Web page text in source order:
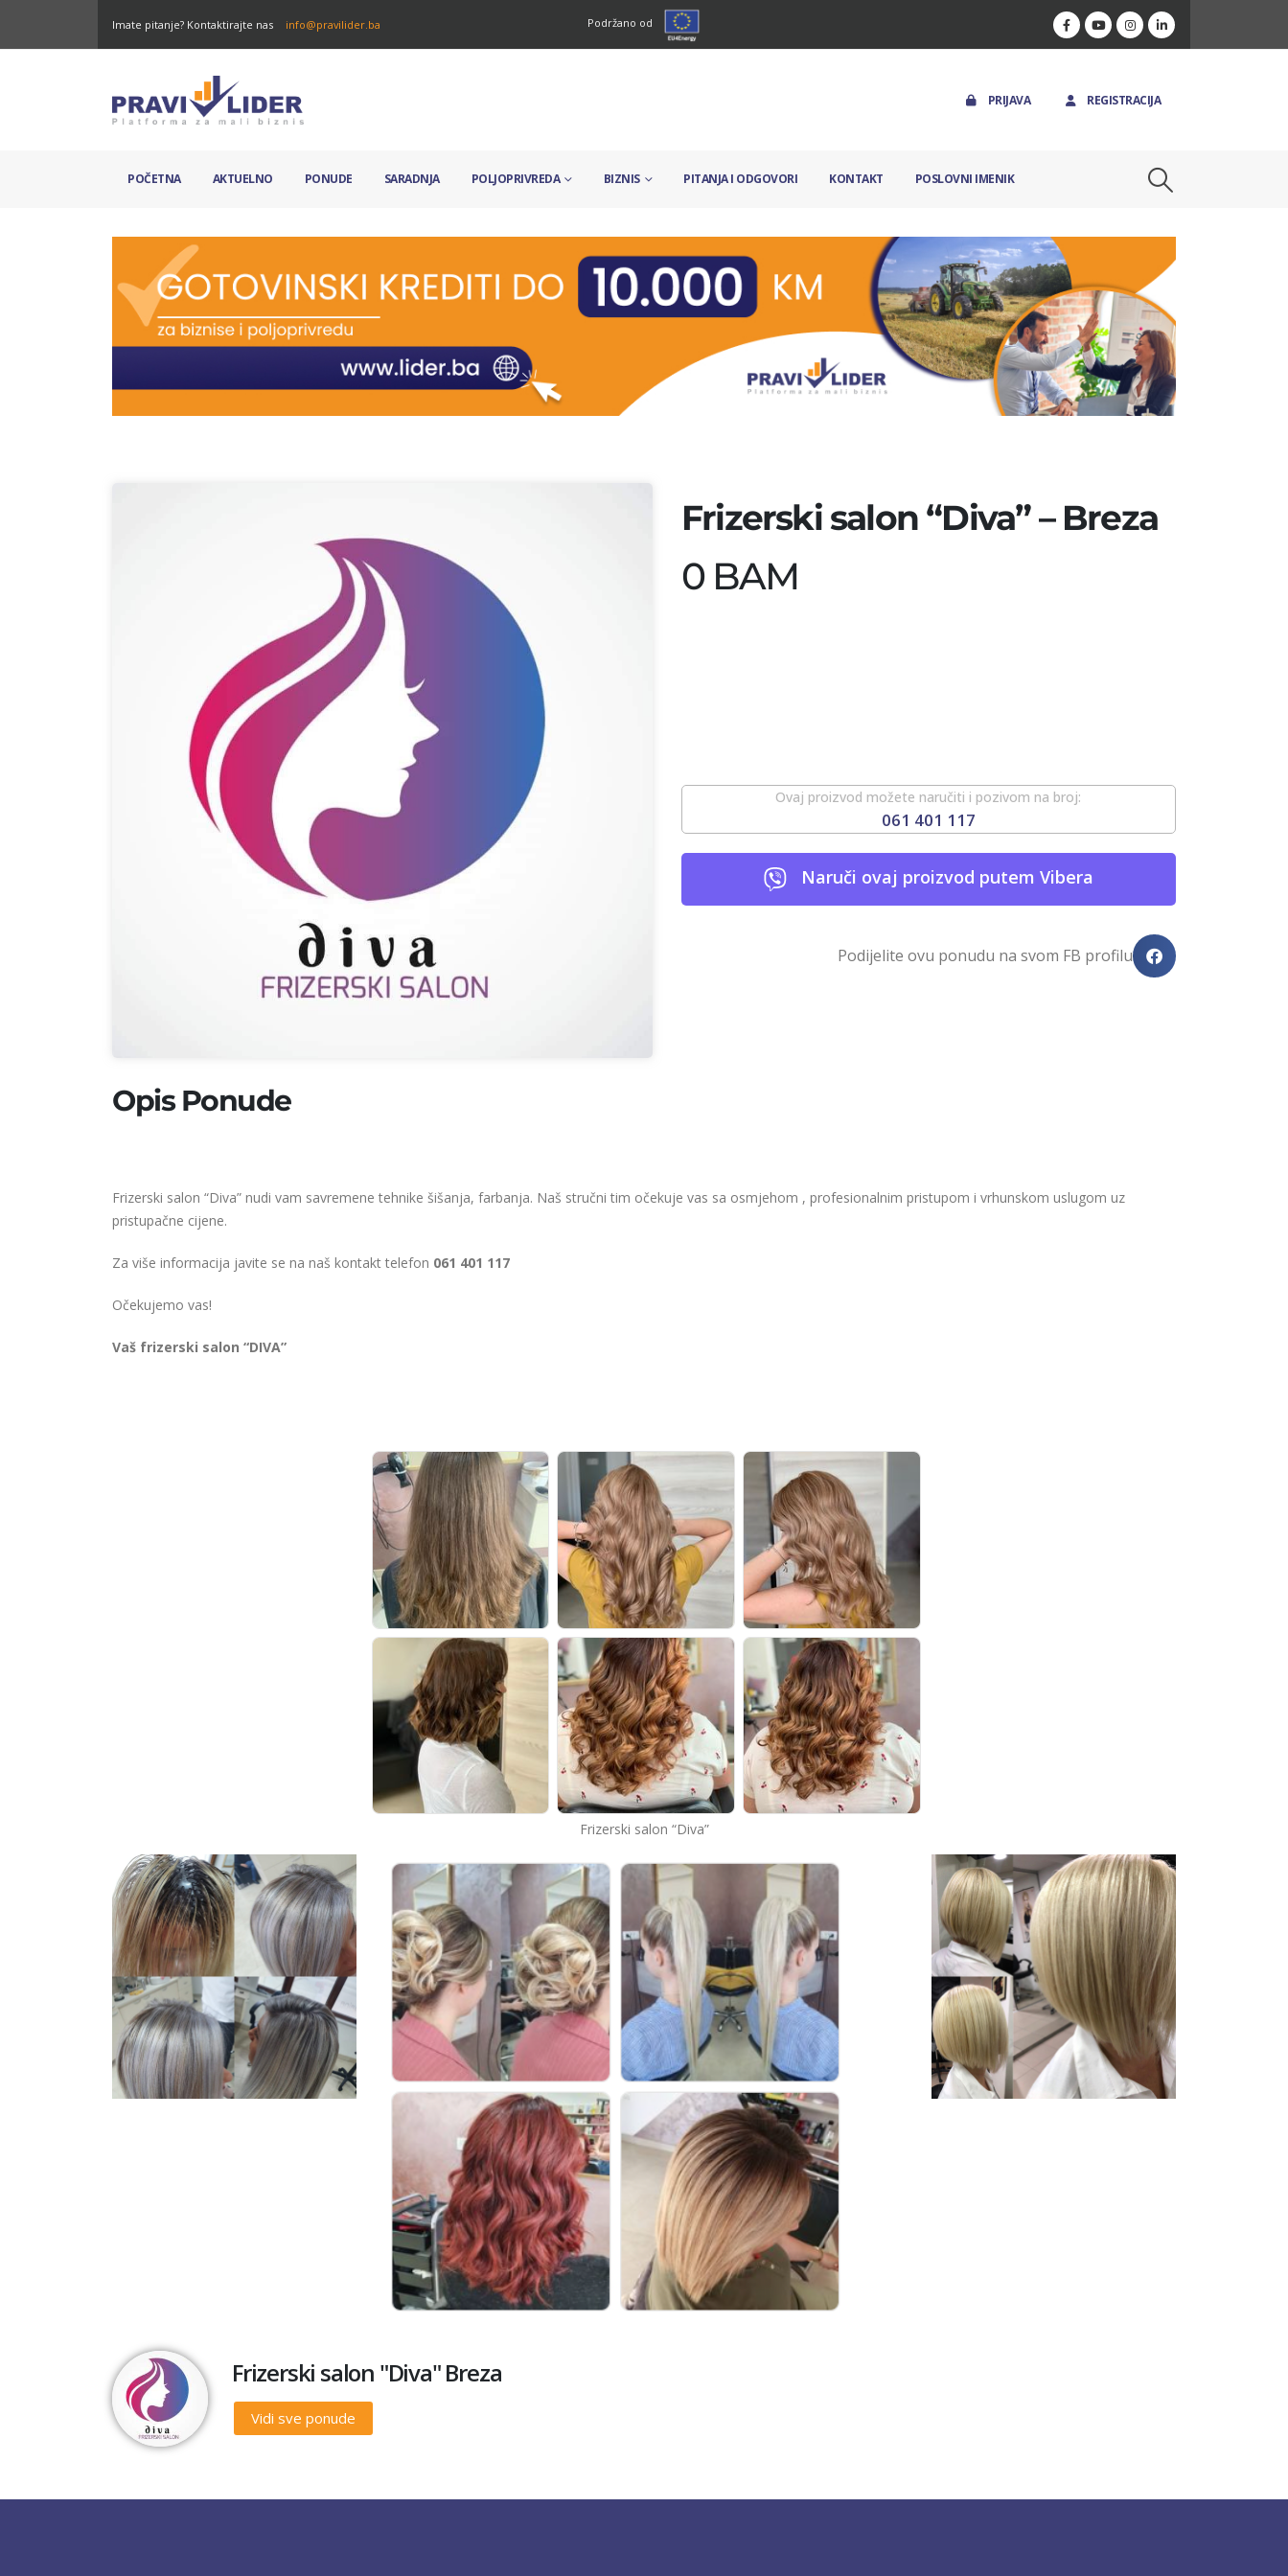
Imate pitanje? Kontaktirajte nas info@pravilider.ba Podržano od
PRIJAVA REGISTRACIJA
POČETNA AKTUELNO PONUDE SARADNJA POLJOPRIVREDA BIZNIS PITANJA I ODGOVORI KONTAKT POSLOVNI IMENIK
Frizerski salon “Diva” – Breza
0 BAM
Ovaj proizvod možete naručiti i pozivom na broj:
061 401 117
Naruči ovaj proizvod putem Vibera
Podijelite ovu ponudu na svom FB profilu
Opis Ponude
Frizerski salon “Diva” nudi vam savremene tehnike šišanja, farbanja. Naš stručni tim očekuje vas sa osmjehom , profesionalnim pristupom i vrhunskom uslugom uz
pristupačne cijene.
Za više informacija javite se na naš kontakt telefon 061 401 117
Očekujemo vas!
Vaš frizerski salon “DIVA”
Frizerski salon “Diva”
Frizerski salon "Diva" Breza
Vidi sve ponude